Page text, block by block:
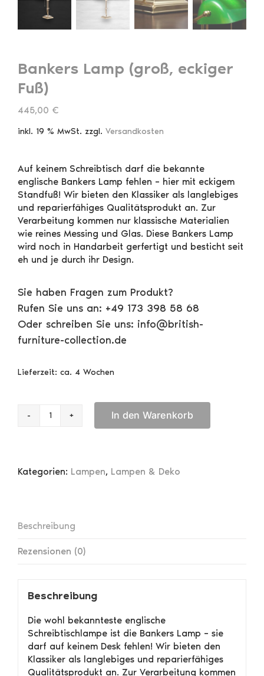
Bankers Lamp (groß, eckiger
Fuß)
445,00 €
inkl. 19 % MwSt. zzgl. Versandkosten
Auf keinem Schreibtisch darf die bekannte
englische Bankers Lamp fehlen – hier mit eckigem
Standfuß! Wir bieten den Klassiker als langlebiges
und reparierfähiges Qualitätsprodukt an. Zur
Verarbeitung kommen nur klassische Materialien
wie reines Messing und Glas. Diese Bankers Lamp
wird noch in Handarbeit gerfertigt und besticht seit
eh und je durch ihr Design.
Sie haben Fragen zum Produkt?
Rufen Sie uns an: +49 173 398 58 68
Oder schreiben Sie uns: info@british-
furniture-collection.de
Lieferzeit: ca. 4 Wochen
Bankers
Fuß)
In den Warenkorb
Kategorien: Lampen, Lampen & Deko
Beschreibung
Rezensionen (0)
Beschreibung
Die wohl bekannteste englische
Schreibtischlampe ist die Bankers Lamp – sie
darf auf keinem Desk fehlen! Wir bieten den
Klassiker als langlebiges und reparierfähiges
Qualitätsprodukt an. Zur Verarbeitung kommen